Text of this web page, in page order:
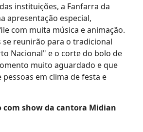
instituições, a Fanfarra da
apresentação especial,
com muita música e animação.
se reunirão para o tradicional
Nacional" e o corte do bolo de
muito aguardado e que
em clima de festa e
com show da cantora Midian